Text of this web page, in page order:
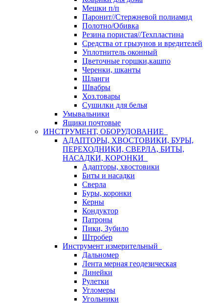
Мешки п/п
Паронит//Стержневой полиамид
Полотно/Обивка
Резина пористая//Техпластина
Средства от грызунов и вредителей
Уплотнитель оконный
Цветочные горшки,кашпо
Черенки, шканты
Шланги
Швабры
Хоз.товары
Сушилки для белья
Умывальники
Ящики почтовые
ИНСТРУМЕНТ, ОБОРУДОВАНИЕ
АДАПТОРЫ, ХВОСТОВИКИ, БУРЫ,
ПЕРЕХОДНИКИ, СВЕРЛА, БИТЫ,
НАСАДКИ, КОРОНКИ
Адапторы, хвостовики
Биты и насадки
Сверла
Буры, коронки
Керны
Кондуктор
Патроны
Пики, Зубило
Штробер
Инструмент измерительный
Дальномер
Лента мерная геодезическая
Линейки
Рулетки
Угломеры
Угольники